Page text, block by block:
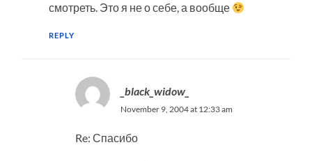
смотреть. Это я не о себе, а вообще
REPLY
_black_widow_
November 9, 2004 at 12:33 am
Re: Спасибо